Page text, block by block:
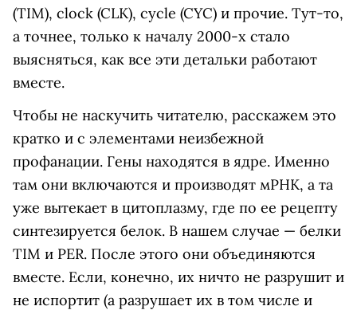
(TIM), clock (CLK), cycle (CYC) и прочие. Тут-то,
а точнее, только к началу 2000-х стало
выясняться, как все эти детальки работают
вместе.
Чтобы не наскучить читателю, расскажем это
кратко и с элементами неизбежной
профанации. Гены находятся в ядре. Именно
там они включаются и производят мРНК, а та
уже вытекает в цитоплазму, где по ее рецепту
синтезируется белок. В нашем случае — белки
TIM и PER. После этого они объединяются
вместе. Если, конечно, их ничто не разрушит и
не испортит (а разрушает их в том числе и